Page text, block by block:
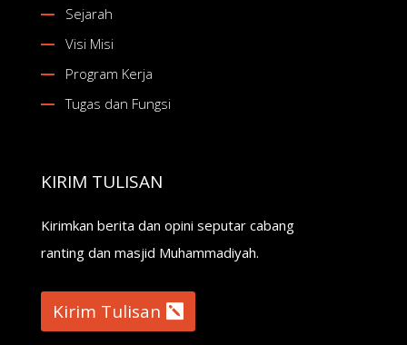
Sejarah
Visi Misi
Program Kerja
Tugas dan Fungsi
KIRIM TULISAN
Kirimkan berita dan opini seputar cabang
ranting dan masjid Muhammadiyah.
Kirim Tulisan